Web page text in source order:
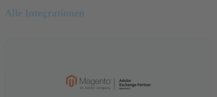
Alle Integrationen